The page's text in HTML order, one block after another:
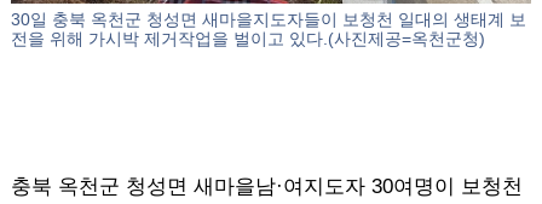
30일 충북 옥천군 청성면 새마을지도자들이 보청천 일대의 생태계 보
전을 위해 가시박 제거작업을 벌이고 있다.(사진제공=옥천군청)
충북 옥천군 청성면 새마을남·여지도자 30여명이 보청천